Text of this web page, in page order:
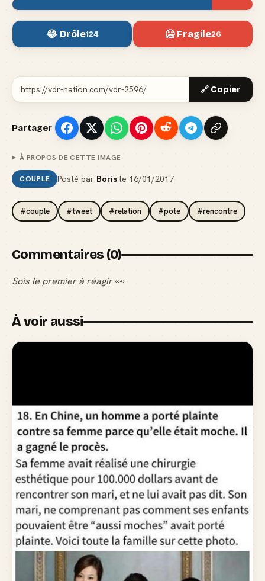
😂 Drôle124 🥶 Fragile26
🔗 Copier
Partager
À PROPOS DE CETTE IMAGE
COUPLE Posté par Boris le 16/01/2017
#couple #tweet #relation #pote #rencontre
Commentaires (0)
Sois le premier à réagir 👀
À voir aussi